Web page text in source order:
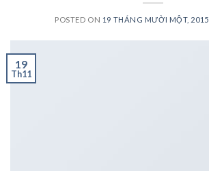
POSTED ON 19 THÁNG MƯỜI MỘT, 2015
19
Th11